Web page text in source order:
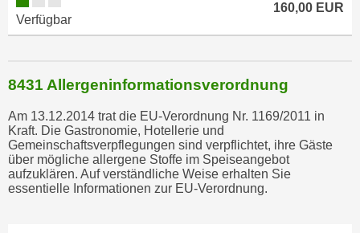
Verfügbar
160,00 EUR
8431 Allergeninformationsverordnung
Am 13.12.2014 trat die EU-Verordnung Nr. 1169/2011 in
Kraft. Die Gastronomie, Hotellerie und
Gemeinschaftsverpflegungen sind verpflichtet, ihre Gäste
über mögliche allergene Stoffe im Speiseangebot
aufzuklären. Auf verständliche Weise erhalten Sie
essentielle Informationen zur EU-Verordnung.